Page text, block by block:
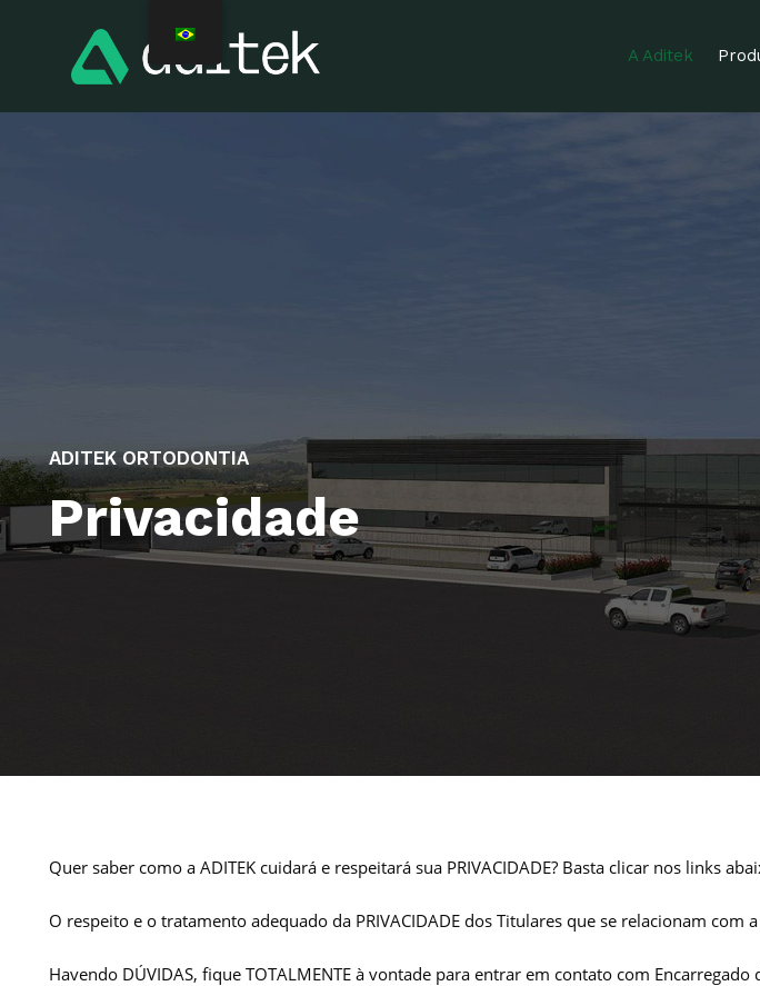
A Aditek
ADITEK ORTODONTIA
Privacidade
Quer saber como a ADITEK cuidará e respeitará sua PRIVACIDADE? Basta clicar nos links
O respeito e o tratamento adequado da PRIVACIDADE dos Titulares que se relacionam
Havendo DÚVIDAS, fique TOTALMENTE à vontade para entrar em contato com Encarregado